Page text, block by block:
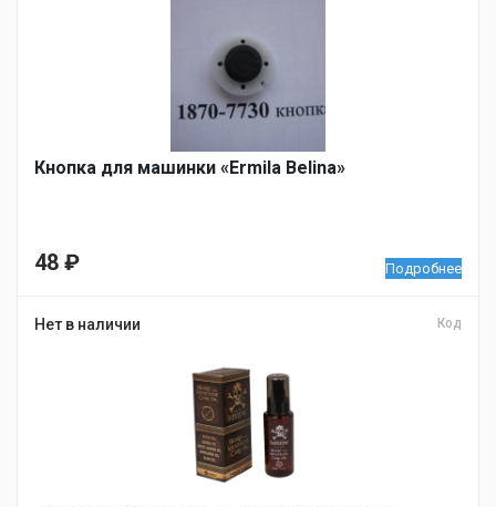
Кнопка для машинки «Ermila Belina»
48 ₽ Подробнее
Нет в наличии Код